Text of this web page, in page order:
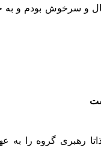
و سرخوش بودم و به
رهبری گروه را به